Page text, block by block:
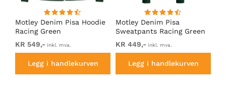
Motley Denim Pisa Hoodie
Racing Green
KR 549,- inkl. mva.
Legg i handlekurven
Motley Denim Pisa
Sweatpants Racing Green
KR 449,- inkl. mva.
Legg i handlekurven